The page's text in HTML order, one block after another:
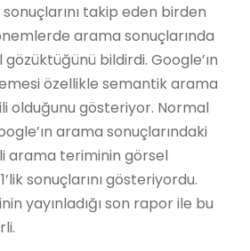
takip eden birden
arama sonuçlarında
bildirdi. Google’ın
özellikle semantik arama
olduğunu gösteriyor. Normal
arama sonuçlarındaki
arama teriminin görsel
sonuçlarını gösteriyordu.
yayınladığı son rapor ile bu